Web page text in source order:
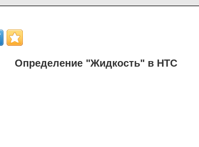
Определение "Жидкость" в НТС